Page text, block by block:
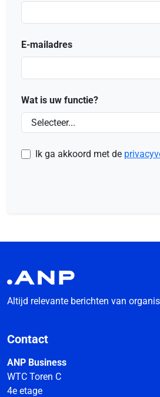
E-mailadres
Wat is uw functie?
Ik ga akkoord met de
Altijd relevante berichten van
Contact
ANP Business
WTC Toren C
4e etage